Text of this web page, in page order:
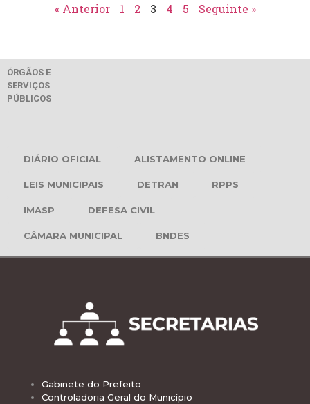
« Anterior 1 2 3 4 5 Seguinte »
ÓRGÃOS E
SERVIÇOS
PÚBLICOS
DIÁRIO OFICIAL ALISTAMENTO ONLINE
LEIS MUNICIPAIS DETRAN RPPS
IMASP DEFESA CIVIL
CÂMARA MUNICIPAL BNDES
Gabinete do Prefeito
Controladoria Geral do Município